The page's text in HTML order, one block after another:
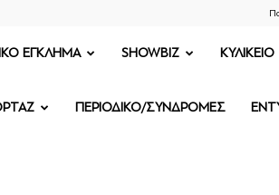
ΕΓΚΛΗΜΑ SHOWBIZ ΚΥΛΙΚΕΙΟ
ΠΕΡΙΟΔΙΚΟ/ΣΥΝΔΡΟΜΕΣ